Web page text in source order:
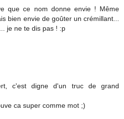
que ce nom donne envie ! Même
bien envie de goûter un crémillant...
je ne te dis pas ! :p
c'est digne d'un truc de grand
ca super comme mot ;)